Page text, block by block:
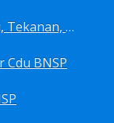
Sertifikasi Teknisi Kalibrasi Suhu, Tekanan, Densitas, Volume BNSP
BNSP